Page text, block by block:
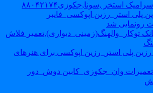
,سونا,جکوزی۸۸۰۴۲۱۷۴
استر_رزین اپوکسی_فایبر
شد
فلاش
پلی استر_رزین اپوکسی برای هنرهای
وان_جکوزی_کابین دوش_دور